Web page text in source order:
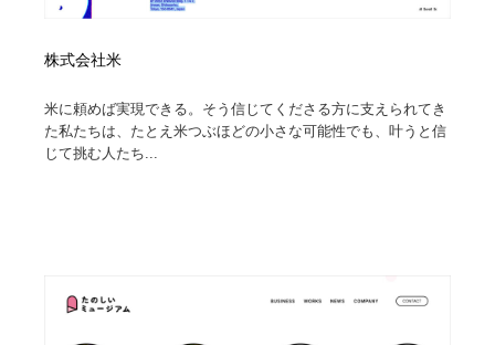
株式会社米
米に頼めば実現できる。そう信じてくださる方に支えられてき
た私たちは、たとえ米つぶほどの小さな可能性でも、叶うと信
じて挑む人たち...